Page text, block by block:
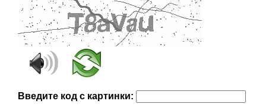
Введите код с картинки: